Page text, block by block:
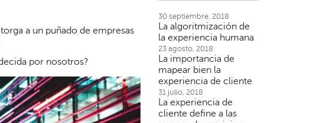
a un puñado de empresas
por nosotros?
30 septiembre, 2018
La algoritmización de
la experiencia humana
23 agosto, 2018
La importancia de
mapear bien la
experiencia de cliente
31 julio, 2018
La experiencia de
cliente define a las